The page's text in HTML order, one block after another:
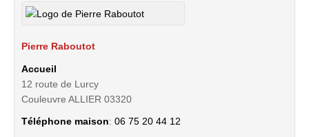
CONTACTER
Pierre Raboutot
Accueil
12 route de Lurcy
Couleuvre ALLIER 03320
Téléphone maison: 06 75 20 44 12